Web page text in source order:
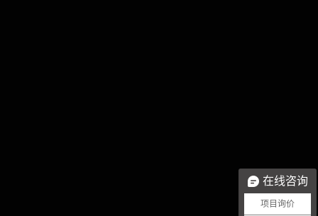
在线咨询
项目询价